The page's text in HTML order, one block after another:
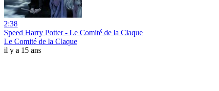
2:38
Speed Harry Potter - Le Comité de la Claque
Le Comité de la Claque
il y a 15 ans